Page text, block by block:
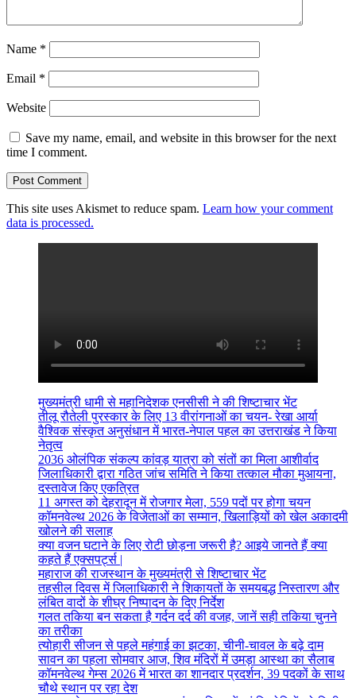
Name *
Email *
Website
Save my name, email, and website in this browser for the next
time I comment.
This site uses Akismet to reduce spam. Learn how your comment
data is processed.
मुख्यमंत्री धामी से महानिदेशक एनसीसी ने की शिष्टाचार भेंट
तीलू रौतेली पुरस्कार के लिए 13 वीरांगनाओं का चयन- रेखा आर्या
वैश्विक संस्कृत अनुसंधान में भारत-नेपाल पहल का उत्तराखंड ने किया
नेतृत्व
2036 ओलंपिक संकल्प कांवड़ यात्रा को संतों का मिला आशीर्वाद
जिलाधिकारी द्वारा गठित जांच समिति ने किया तत्काल मौका मुआयना,
दस्तावेज किए एकत्रित
11 अगस्त को देहरादून में रोजगार मेला, 559 पदों पर होगा चयन
कॉमनवेल्थ 2026 के विजेताओं का सम्मान, खिलाड़ियों को खेल अकादमी
खोलने की सलाह
क्या वजन घटाने के लिए रोटी छोड़ना जरूरी है? आइये जानते हैं क्या
कहते हैं एक्सपर्ट्स |
महाराज की राजस्थान के मुख्यमंत्री से शिष्टाचार भेंट
तहसील दिवस में जिलाधिकारी ने शिकायतों के समयबद्ध निस्तारण और
लंबित वादों के शीघ्र निष्पादन के दिए निर्देश
गलत तकिया बन सकता है गर्दन दर्द की वजह, जानें सही तकिया चुनने
का तरीका
त्योहारी सीजन से पहले महंगाई का झटका, चीनी-चावल के बढ़े दाम
सावन का पहला सोमवार आज, शिव मंदिरों में उमड़ा आस्था का सैलाब
कॉमनवेल्थ गेम्स 2026 में भारत का शानदार प्रदर्शन, 39 पदकों के साथ
चौथे स्थान पर रहा देश